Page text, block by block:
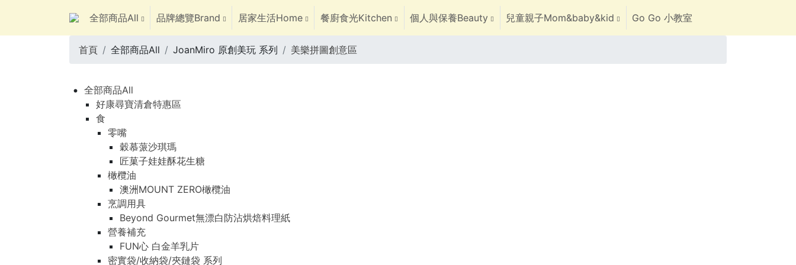
全部商品All 品牌總覽Brand 居家生活Home 餐廚食光Kitchen 個人與保養Beauty 兒童親子Mom&baby&kid Go Go 小教室
首頁 全部商品All JoanMiro 原創美玩 系列 美樂拼圖創意區
全部商品All
好康尋寶清倉特惠區
食
零嘴
穀慕蒎沙琪瑪
匠菓子娃娃酥花生糖
橄欖油
澳洲MOUNT ZERO橄欖油
烹調用具
Beyond Gourmet無漂白防沾烘焙料理紙
營養補充
FUN心 白金羊乳片
密實袋/收納袋/夾鏈袋 系列